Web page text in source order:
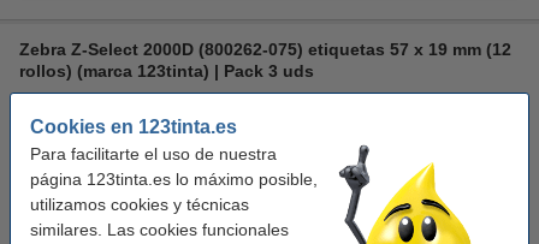
Cookies en 123tinta.es
Para facilitarte el uso de nuestra
página 123tinta.es lo máximo posible,
utilizamos cookies y técnicas
similares. Las cookies funcionales
Zebra Z-Select 2000D (800262-075) etiquetas 57 x 19 mm (12
rollos) (marca 123tinta) | Pack 3 uds
etiquetas de almacén
Ver características y descripción
En almacén externo
Precio por etiqu
0,002 €